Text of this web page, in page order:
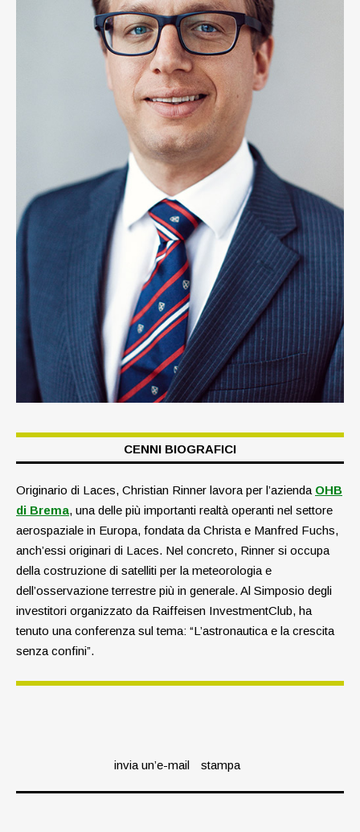
CENNI BIOGRAFICI
Originario di Laces, Christian Rinner lavora per l’azienda OHB
di Brema, una delle più importanti realtà operanti nel settore
aerospaziale in Europa, fondata da Christa e Manfred Fuchs,
anch’essi originari di Laces. Nel concreto, Rinner si occupa
della costruzione di satelliti per la meteorologia e
dell’osservazione terrestre più in generale. Al Simposio degli
investitori organizzato da Raiffeisen InvestmentClub, ha
tenuto una conferenza sul tema: “L’astronautica e la crescita
senza confini”.
invia un’e-mail stampa